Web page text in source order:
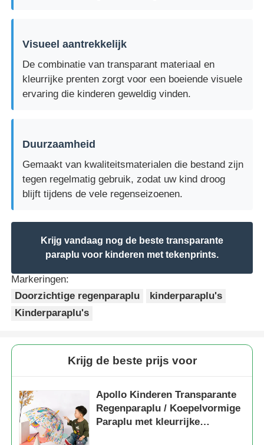
Visueel aantrekkelijk
De combinatie van transparant materiaal en
kleurrijke prenten zorgt voor een boeiende visuele
ervaring die kinderen geweldig vinden.
Duurzaamheid
Gemaakt van kwaliteitsmaterialen die bestand zijn
tegen regelmatig gebruik, zodat uw kind droog
blijft tijdens de vele regenseizoenen.
Krijg vandaag nog de beste transparante
paraplu voor kinderen met tekenprints.
Markeringen:
Doorzichtige regenparaplu
kinderparaplu's
Kinderparaplu's
Krijg de beste prijs voor
Apollo Kinderen Transparante
Regenparaplu / Koepelvormige
Paraplu met kleurrijke